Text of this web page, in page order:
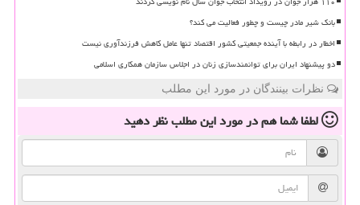
بانک شیر مادر چیست و چطور فعالیت می کند؟
اخطار در رابطه با آینده جمعیتی کشور اقتصاد تنها عامل کاهش فرزندآوری نیست
دو پیشنهاد ایران برای توانمندسازی زنان در اجلاس سازمان همکاری اسلامی
نظرات بینندگان در مورد این مطلب
لطفا شما همدر مورد این مطلبنظر دهید